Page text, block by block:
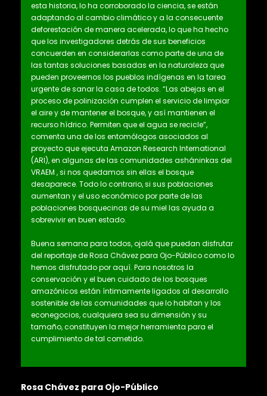
esta historia, lo ha corroborado la ciencia, se están
adaptando al cambio climático y a la consecuente
deforestación de manera acelerada, lo que ha hecho
que los investigadores detrás de sus beneficios
concuerden en considerarlas como parte de una de
las tantas soluciones basadas en la naturaleza que
pueden proveernos los pueblos indígenas en la tarea
urgente de sanar la casa de todos. “Las abejas en el
proceso de polinización cumplen el servicio de limpiar
el aire y de mantener el bosque, y así mantienen el
recurso hídrico. Permiten que el agua se recicle”,
comenta una de los entomólogos asociados al
proyecto que ejecuta Amazon Research International
(ARI), en algunas de las comunidades asháninkas del
VRAEM , si nos quedamos sin ellas el bosque
desaparece. Todo lo contrario, si sus poblaciones
aumentan y el uso económico por parte de las
poblaciones bosquecinas de su miel las ayuda a
sobrevivir en buen estado.
Buena semana para todos, ojalá que puedan disfrutar
del reportaje de Rosa Chávez para Ojo-Público como lo
hemos disfrutado por aquí. Para nosotros la
conservación y el buen cuidado de los bosques
amazónicos están íntimamente ligados al desarrollo
sostenible de las comunidades que lo habitan y los
econegocios, cualquiera sea su dimensión y su
tamaño, constituyen la mejor herramienta para el
cumplimiento de tal cometido.
Rosa Chávez para Ojo-Público